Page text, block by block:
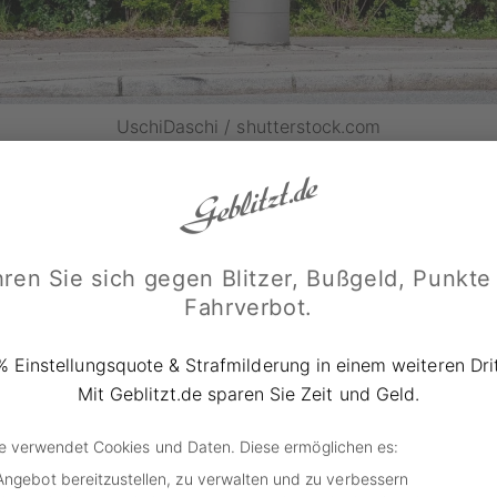
UschiDaschi / shutterstock.com
in Frittlingen
Eine von besorgten Bürgern selbst aufgestellte und
ist plötzlich im Straßenverkehr aufgetaucht, in
Einwohner-Gemeinde Frittlingen im Landkreis
zublitzen, sorgt die gefälschte Radarfalle für
Offenbar genügt die bloße Präsenz und
zum Abbremsen zu zwingen und somit
lokale Polizei soll bereits damit begonnen haben, die
zu prüfen und den Verantwortlichen zu finden.
Sie sich gegen Blitzer, Bußgeld, Punkte
Fahrverbot.
Einstellungsquote & Strafmilderung in einem weiteren
Mit Geblitzt.de sparen Sie Zeit und Geld.
verwendet Cookies und Daten. Diese ermöglichen es:
bereitzustellen, zu verwalten und zu verbessern